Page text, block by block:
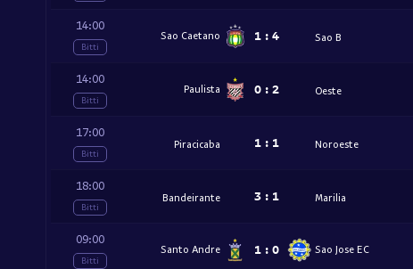
14:00
Bitti
Sao Caetano 1 : 4 Sao B
14:00
Bitti
Paulista 0 : 2 Oeste
17:00
Bitti
Piracicaba 1 : 1 Noroeste
18:00
Bitti
Bandeirante 3 : 1 Marilia
09:00
Bitti
Santo Andre 1 : 0 Sao Jose EC